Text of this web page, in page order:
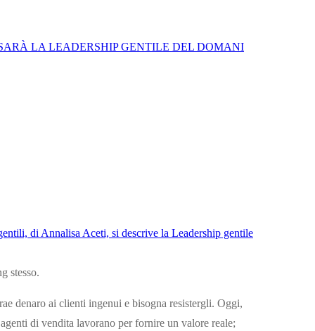
LA LEADERSHIP GENTILE DEL DOMANI
stesso.
denaro ai clienti ingenui e bisogna resistergli. Oggi,
di vendita lavorano per fornire un valore reale;